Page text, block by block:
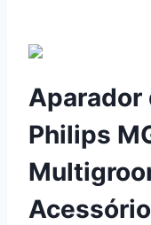
Aparador
Philips